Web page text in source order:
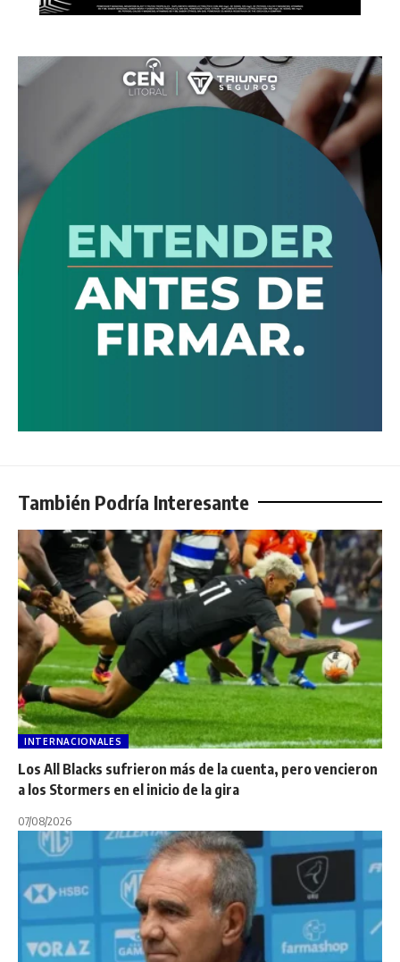
También Podría Interesante
INTERNACIONALES
Los All Blacks sufrieron más de la cuenta, pero vencieron
a los Stormers en el inicio de la gira
07/08/2026